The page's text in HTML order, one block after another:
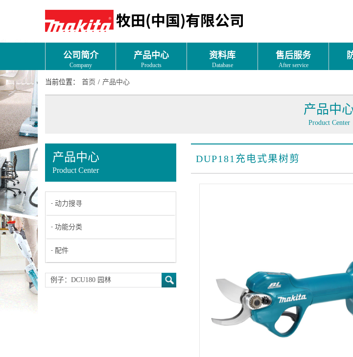
公司简介
Company
产品中心
Products
资料库
Database
售后服务
After service
当前位置： 首页 / 产品中心
产品中
Product Center
产品中心
Product Center
动力搜寻
功能分类
配件
DUP181 充电式果树剪